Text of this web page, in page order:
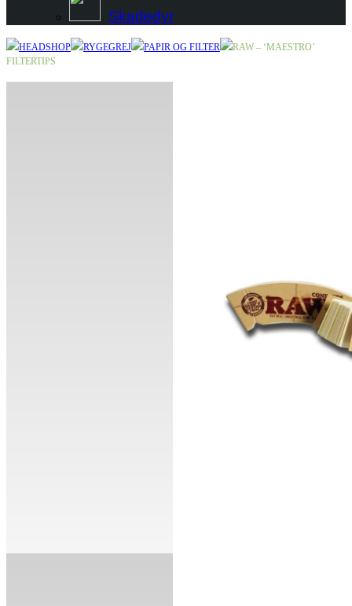
Skadedyr
HEADSHOP RYGEGREJ PAPIR OG FILTER
RAW – ‘MAESTRO’
FILTERTIPS